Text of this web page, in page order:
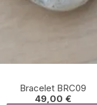
Bracelet BRC09
49,00€